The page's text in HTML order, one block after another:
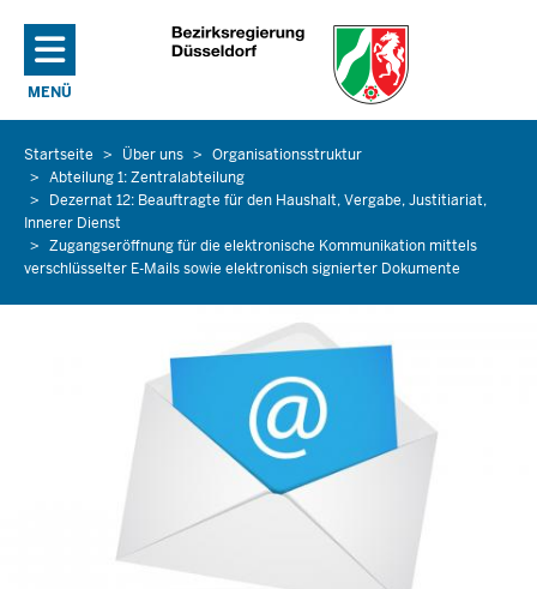
Direkt zum Inhalt
MENÜ
NAVIGATION AKTIVIEREN/DEAKTIVIEREN: HAUPTMENÜ
Sie
befinden
sich
hier
Startseite Über uns
Organisationsstruktur
Abteilung 1: Zentralabteilung
Dezernat 12: Beauftragte für den Haushalt, Vergabe, Justitiariat,
Innerer Dienst
Zugangseröffnung für die elektronische Kommunikation mittels
verschlüsselter E-Mails sowie elektronisch signierter Dokumente